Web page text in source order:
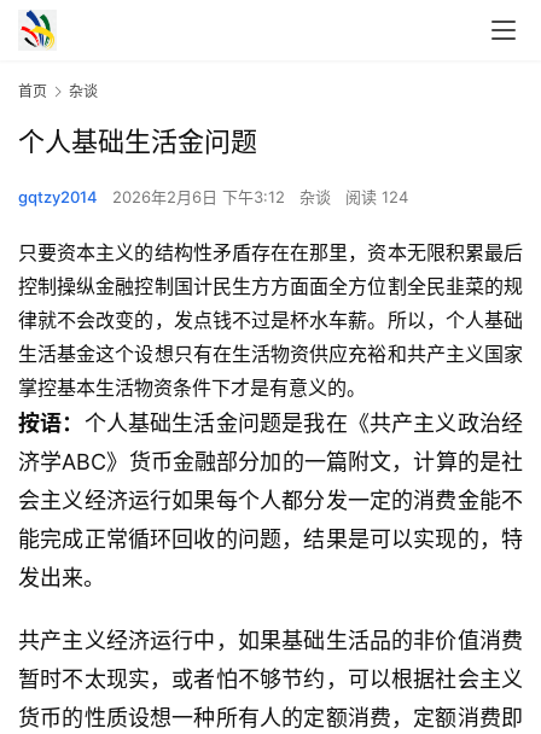
首页 杂谈
个人基础生活金问题
gqtzy2014 2026年2月6日 下午3:12 杂谈 阅读 124
只要资本主义的结构性矛盾存在在那里，资本无限积累最后
控制操纵金融控制国计民生方方面面全方位割全民韭菜的规
律就不会改变的，发点钱不过是杯水车薪。所以，个人基础
生活基金这个设想只有在生活物资供应充裕和共产主义国家
掌控基本生活物资条件下才是有意义的。
按语： 个人基础生活金问题是我在《共产主义政治经
济学ABC》货币金融部分加的一篇附文，计算的是社
会主义经济运行如果每个人都分发一定的消费金能不
能完成正常循环回收的问题，结果是可以实现的，特
发出来。
共产主义经济运行中，如果基础生活品的非价值消费
暂时不太现实，或者怕不够节约，可以根据社会主义
货币的性质设想一种所有人的定额消费，定额消费即